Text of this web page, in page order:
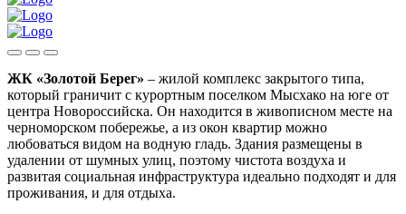
ЖК «Золотой Берег» – жилой комплекс закрытого типа,
который граничит с курортным поселком Мысхако на юге от
центра Новороссийска. Он находится в живописном месте на
черноморском побережье, а из окон квартир можно
любоваться видом на водную гладь. Здания размещены в
удалении от шумных улиц, поэтому чистота воздуха и
развитая социальная инфраструктура идеально подходят и для
проживания, и для отдыха.